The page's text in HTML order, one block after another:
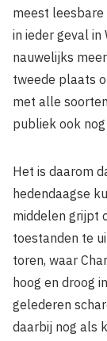
meest leesbare
in ieder geval
nauwelijks
tweede plaats
met alle
publiek ook
Het is daarom
hedendaagse
middelen grijpt
toestanden te
toren, waar
hoog en droog
gelederen
daarbij nog als